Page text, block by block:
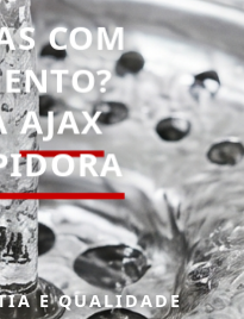
COM
AJAX
E QUALIDADE